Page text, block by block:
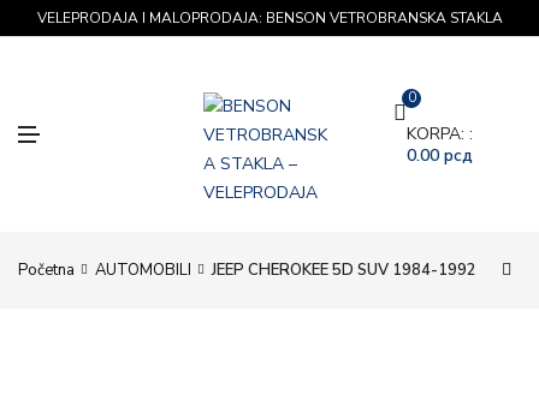
VELEPRODAJA I MALOPRODAJA: BENSON VETROBRANSKA STAKLA
0
KORPA: :
0.00 рсд
Početna AUTOMOBILI JEEP CHEROKEE 5D SUV 1984-1992